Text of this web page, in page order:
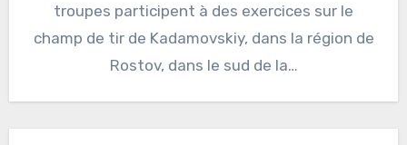
troupes participent à des exercices sur le
champ de tir de Kadamovskiy, dans la région de
Rostov, dans le sud de la…